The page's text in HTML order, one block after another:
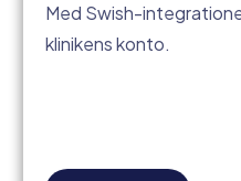
Med Swish-
klinikens konto.